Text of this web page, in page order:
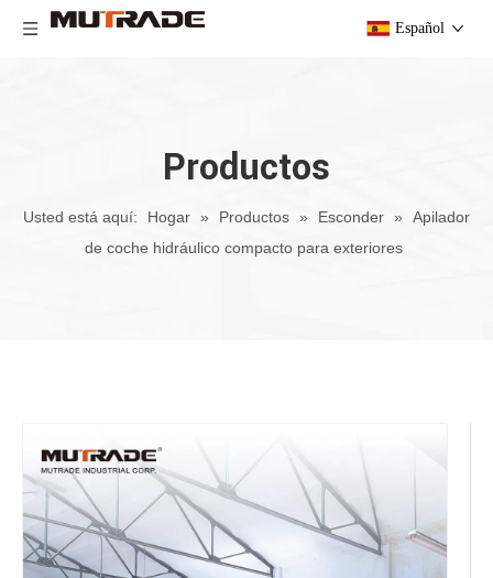
Español
Productos
Usted está aquí: Hogar » Productos » Esconder »
Apilador
de coche hidráulico compacto para exteriores